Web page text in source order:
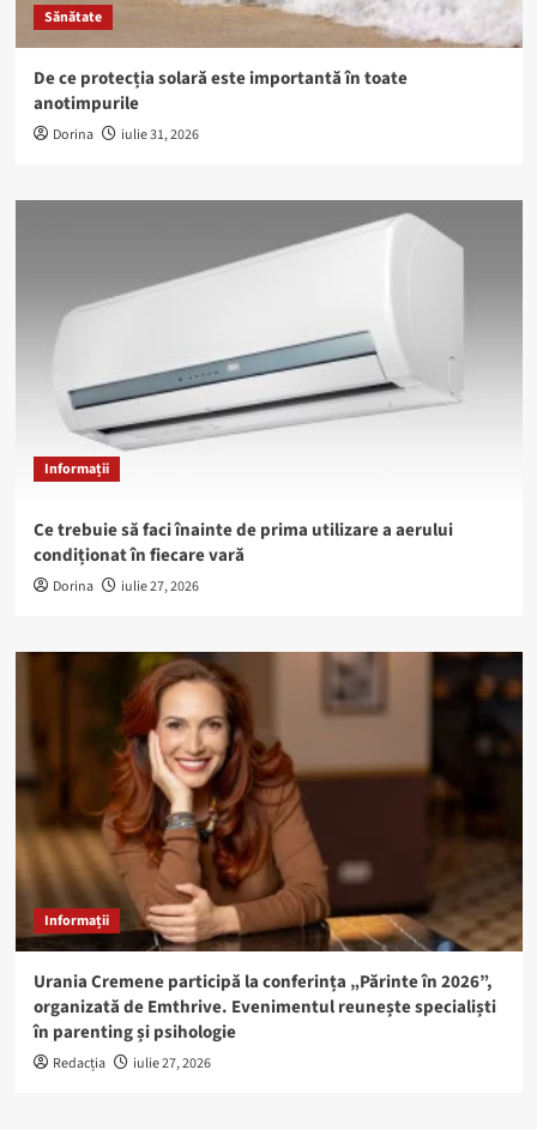
Sănătate
De ce protecția solară este importantă în toate
anotimpurile
Dorina iulie 31, 2026
Informații
Ce trebuie să faci înainte de prima utilizare a aerului
condiționat în fiecare vară
Dorina iulie 27, 2026
Informații
Urania Cremene participă la conferința „Părinte în 2026”,
organizată de Emthrive. Evenimentul reunește specialiști
în parenting și psihologie
Redacția iulie 27, 2026